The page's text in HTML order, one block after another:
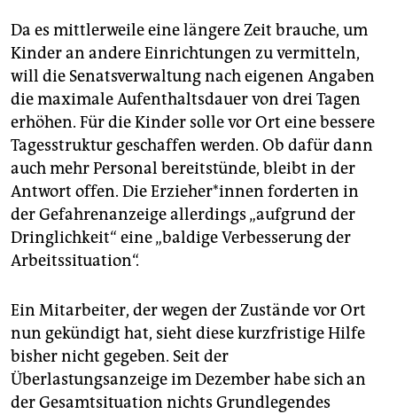
Da es mittlerweile eine längere Zeit brauche, um
Kinder an andere Einrichtungen zu vermitteln,
will die Senatsverwaltung nach eigenen Angaben
die maximale Aufenthaltsdauer von drei Tagen
erhöhen. Für die Kinder solle vor Ort eine bessere
Tagesstruktur geschaffen werden. Ob dafür dann
auch mehr Personal bereitstünde, bleibt in der
Antwort offen. Die Er­zie­he­r*in­nen forderten in
der Gefahrenanzeige allerdings „aufgrund der
Dringlichkeit“ eine „baldige Verbesserung der
Arbeitssituation“.
Ein Mitarbeiter, der wegen der Zustände vor Ort
nun gekündigt hat, sieht diese kurzfristige Hilfe
bisher nicht gegeben. Seit der
Überlastungsanzeige im Dezember habe sich an
der Gesamtsituation nichts Grundlegendes